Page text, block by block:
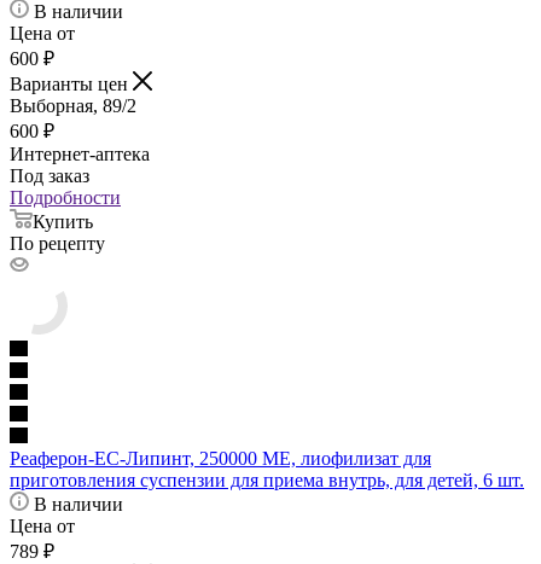
В наличии
Цена от
600 ₽
Варианты цен
Выборная, 89/2
600 ₽
Интернет-аптека
Под заказ
Подробности
Купить
По рецепту
Реаферон-ЕС-Липинт, 250000 МЕ, лиофилизат для
приготовления суспензии для приема внутрь, для детей, 6 шт.
В наличии
Цена от
789 ₽